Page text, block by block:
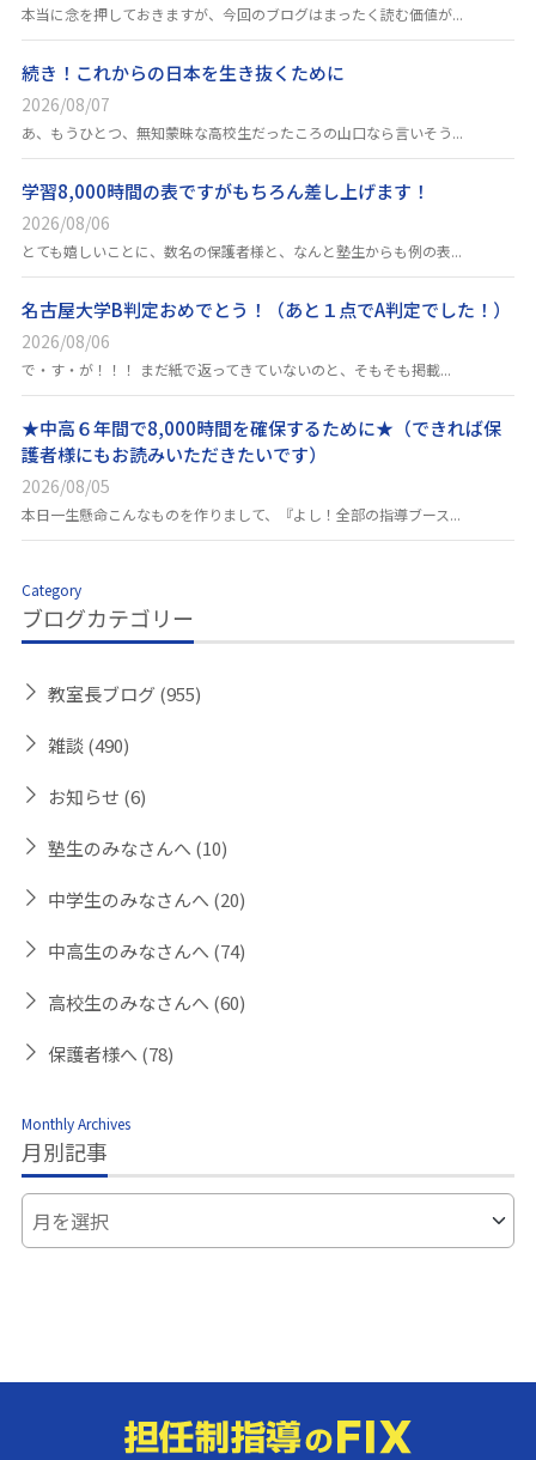
本当に念を押しておきますが、今回のブログはまったく読む価値が...
続き！これからの日本を生き抜くために
2026/08/07
あ、もうひとつ、無知蒙昧な高校生だったころの山口なら言いそう...
学習8,000時間の表ですがもちろん差し上げます！
2026/08/06
とても嬉しいことに、数名の保護者様と、なんと塾生からも例の表...
名古屋大学B判定おめでとう！（あと１点でA判定でした！）
2026/08/06
で・す・が！！！ まだ紙で返ってきていないのと、そもそも掲載...
★中高６年間で8,000時間を確保するために★（できれば保
護者様にもお読みいただきたいです）
2026/08/05
本日一生懸命こんなものを作りまして、『よし！全部の指導ブース...
Category
ブログカテゴリー
教室長ブログ(955)
雑談(490)
お知らせ (6)
塾生のみなさんへ (10)
中学生のみなさんへ (20)
中高生のみなさんへ (74)
高校生のみなさんへ (60)
保護者様へ (78)
Monthly Archives
月別記事